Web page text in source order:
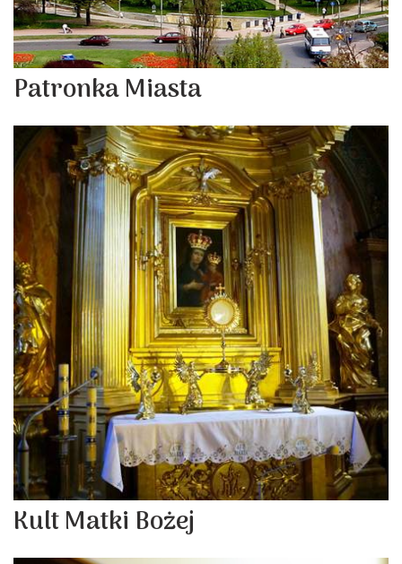
Patronka Miasta
Kult Matki Bożej